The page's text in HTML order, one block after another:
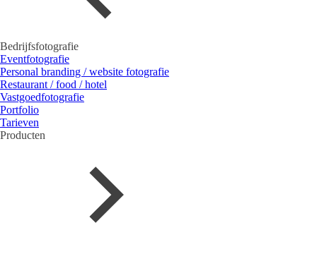
Bedrijfsfotografie
Eventfotografie
Personal branding / website fotografie
Restaurant / food / hotel
Vastgoedfotografie
Portfolio
Tarieven
Producten